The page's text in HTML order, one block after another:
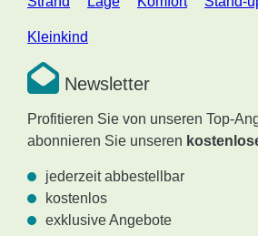
Kleinkind
Newsletter
Profitieren Sie von unseren Top-
abonnieren Sie unseren
jederzeit abbestellbar
kostenlos
exklusive Angebote